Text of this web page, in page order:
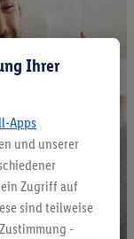
Ihrer
Apps
und unserer
Zugriff auf
sind teilweise
-